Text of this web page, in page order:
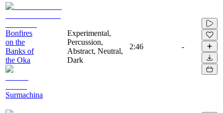
Bonfires
on the
Banks of
the Oka
Surmachina
Experimental,
Percussion,
Abstract, Neutral,
Dark
2:46 -